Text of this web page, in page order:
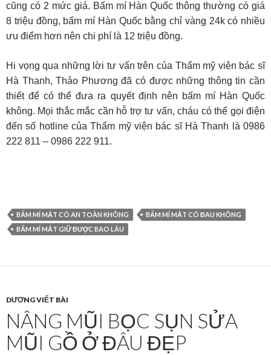
cũng có 2 mức giá. Bấm mí Hàn Quốc thông thường có giá
8 triệu đồng, bấm mí Hàn Quốc bằng chỉ vàng 24k có nhiều
ưu điểm hơn nên chi phí là 12 triệu đồng.
Hi vọng qua những lời tư vấn trên của Thẩm mỹ viện bác sĩ
Hà Thanh, Thảo Phương đã có được những thông tin cần
thiết để có thể đưa ra quyết định nên bấm mí Hàn Quốc
không. Mọi thắc mắc cần hỗ trợ tư vấn, cháu có thể gọi điện
đến số hotline của Thẩm mỹ viện bác sĩ Hà Thanh là 0986
222 811 – 0986 222 911.
BẤM MÍ MẮT CÓ AN TOÀN KHÔNG
BẤM MÍ MẮT CÓ ĐAU KHÔNG
BẤM MÍ MẮT GIỮ ĐƯỢC BAO LÂU
DƯƠNG VIẾT BÀI
NÂNG MŨI BỌC SỤN SỬA
MŨI GỒ Ở ĐÂU ĐẸP